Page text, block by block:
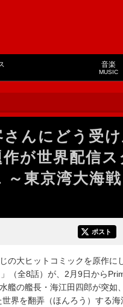
音楽
MUSIC
んにどう受
作が世界配信
～東京湾大海
ポスト
大ヒットコミックを原作に
（全8話）が、2月9日から
艦の艦長・海江田四郎が突如
世界を翻弄（ほんろう）する